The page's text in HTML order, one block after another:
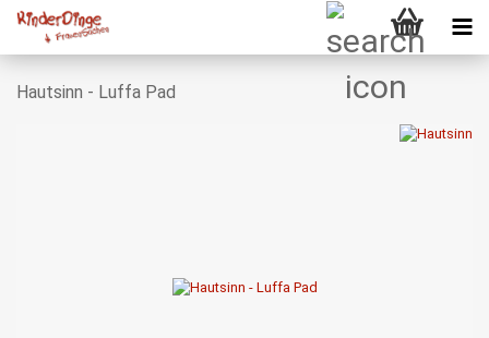
Hautsinn - Luffa Pad